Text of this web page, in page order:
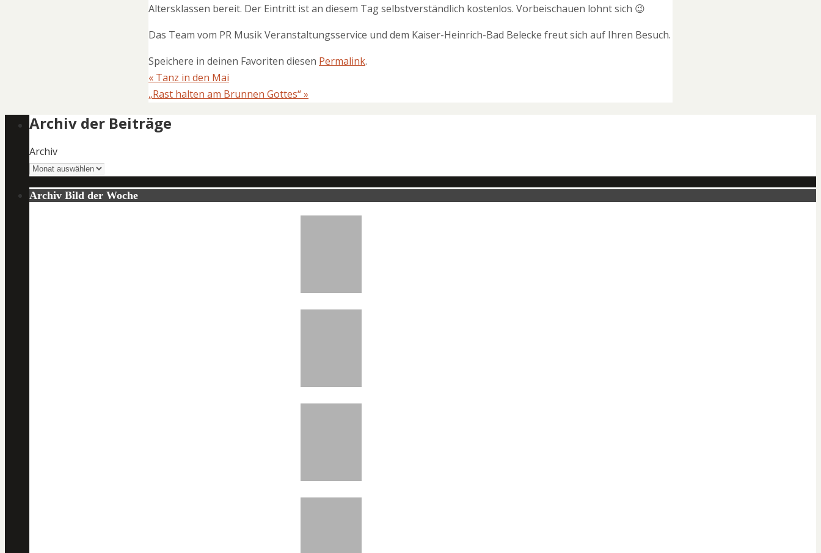
Altersklassen bereit. Der Eintritt ist an diesem Tag selbstverständlich kostenlos. Vorbeischauen lohnt sich 😉
Das Team vom PR Musik Veranstaltungsservice und dem Kaiser-Heinrich-Bad Belecke freut sich auf Ihren Besuch.
Speichere in deinen Favoriten diesen Permalink.
« Tanz in den Mai
„Rast halten am Brunnen Gottes“»
Archiv der Beiträge
Archiv
Archiv Bild der Woche